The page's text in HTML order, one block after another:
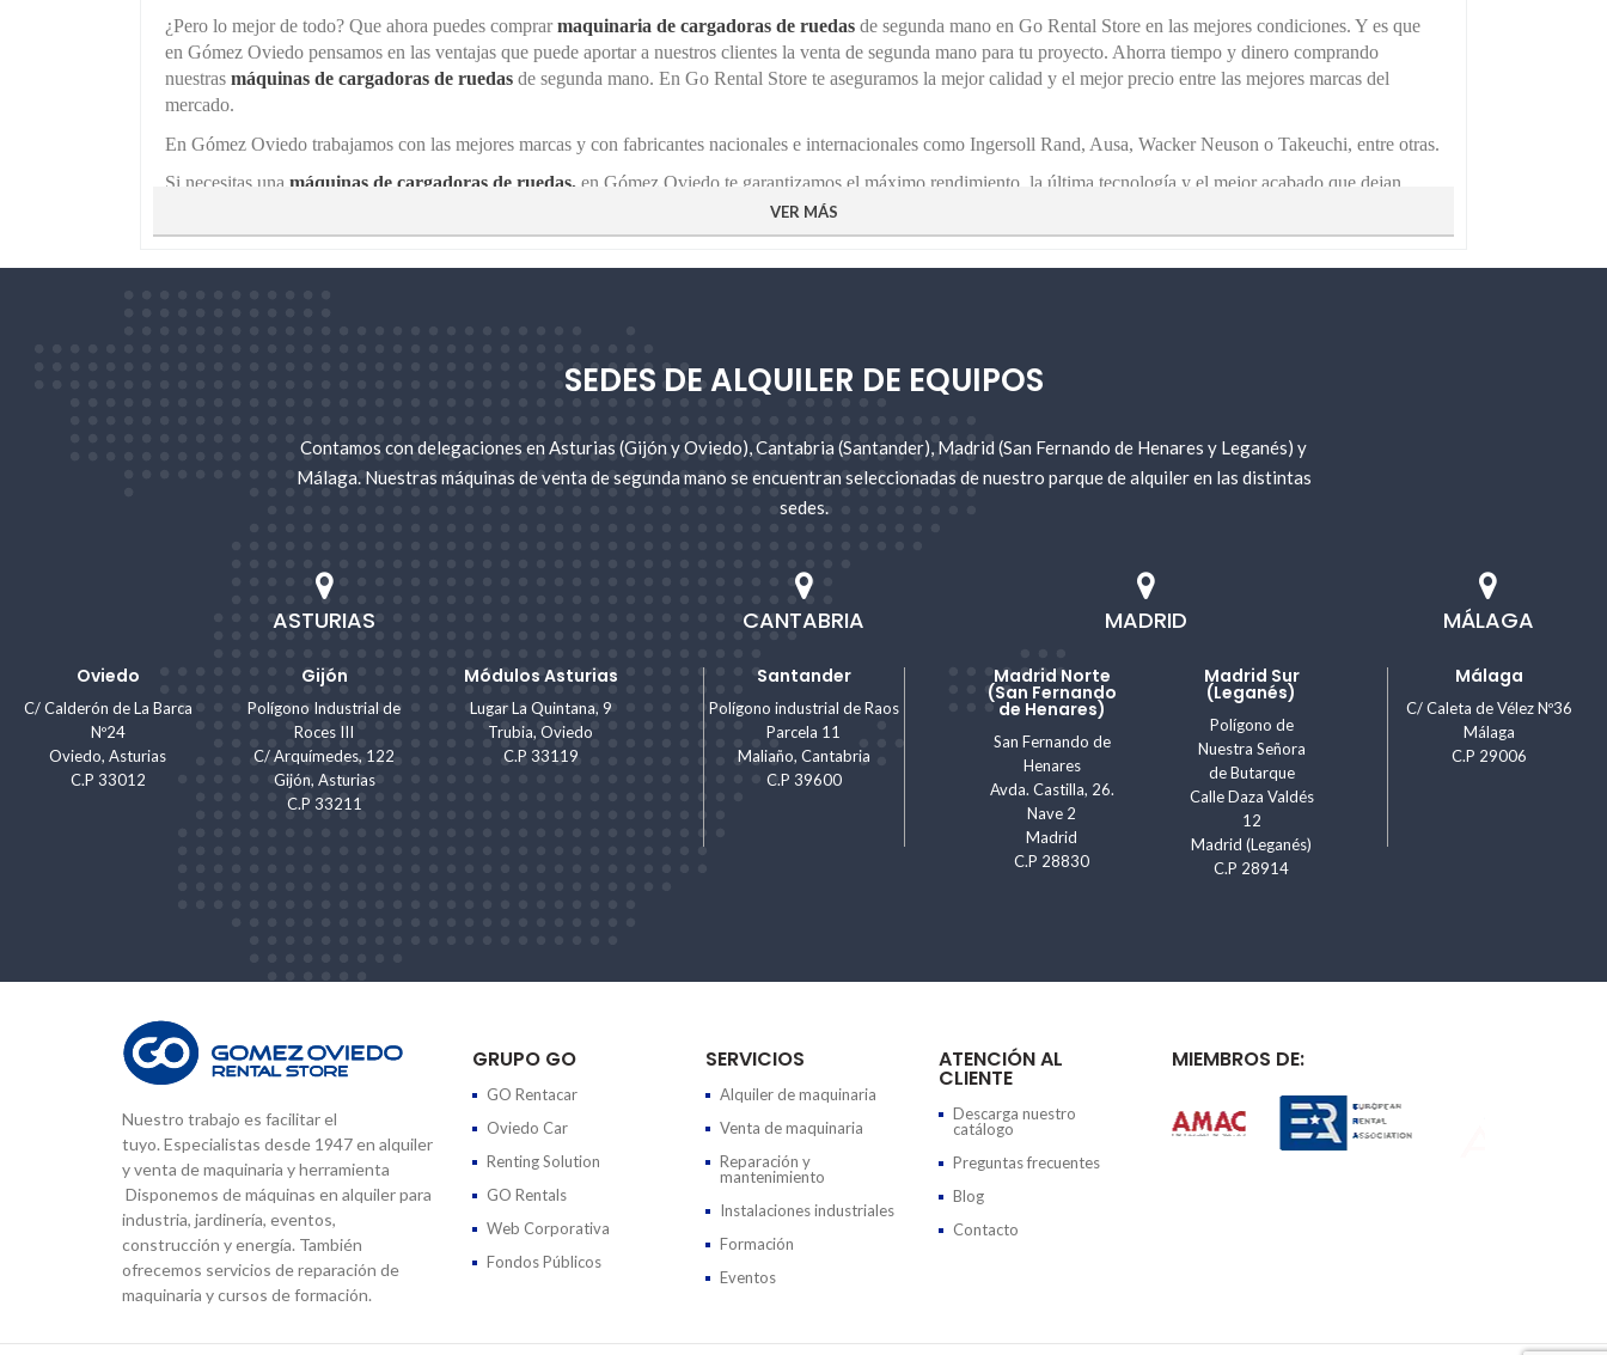
¿Pero lo mejor de todo? Que ahora puedes comprarmaquinaria de cargadoras de ruedas de segunda mano en Go Rental Store en las mejores condiciones. Y es que
en Gómez Oviedo pensamos en las ventajas que puede aportar a nuestros clientes la venta de segunda mano para tu proyecto. Ahorra tiempo y dinero comprando
nuestras máquinas de cargadoras de ruedas de segunda mano. En Go Rental Store te aseguramos la mejor calidad y el mejor precio entre las mejores marcas del
mercado.
En Gómez Oviedo trabajamos con las mejores marcas y con fabricantes nacionales e internacionales como Ingersoll Rand, Ausa, Wacker Neuson o Takeuchi, entre otras.
Si necesitas una máquinas de cargadoras de ruedas, en Gómez Oviedo te garantizamos el máximo rendimiento, la última tecnología y el mejor acabado que dejan
Alquila maquinaria de segunda mano en Go Rental Store
Visita nuestra web o ven a vernos en cualquiera de nuestras sedes en Asturias, Cantabria, Madrid o Málaga. Compramaquinaria de cargadoras de ruedas
mano en Go Rental Store o cualquier tipo de maquinaria que mejor se adapte a tu proyecto. O si lo prefieres, también alquilamos
VER MÁS
SEDES DE ALQUILER DE EQUIPOS
Contamos con delegaciones en Asturias (Gijón y Oviedo), Cantabria (Santander), Madrid (San Fernando de Henares y Leganés) y
Málaga. Nuestras máquinas de venta de segunda mano se encuentran seleccionadas de nuestro parque de alquiler en las distintas
sedes.
ASTURIAS
Oviedo
C/ Calderón de La Barca
Nº24
Oviedo, Asturias
C.P 33012
Gijón
Polígono Industrial de
Roces III
C/ Arquímedes, 122
Gijón, Asturias
C.P 33211
Módulos Asturias
Lugar La Quintana, 9
Trubia, Oviedo
C.P 33119
CANTABRIA
Santander
Polígono industrial de Raos
Parcela 11
Maliaño, Cantabria
C.P 39600
MADRID
Madrid Norte
(San Fernando
de Henares)
San Fernando de
Henares
Avda. Castilla, 26.
Nave 2
Madrid
C.P 28830
Madrid Sur
(Leganés)
Polígono de
Nuestra Señora
de Butarque
Calle Daza Valdés
12
Madrid (Leganés)
C.P 28914
MÁLAGA
Málaga
C/ Caleta de Vélez Nº36
Málaga
C.P 29006
Nuestro trabajo es facilitar el
tuyo. Especialistas desde 1947 en alquiler
y venta de maquinaria y herramienta
Disponemos de máquinas en alquiler para
industria, jardinería, eventos,
construcción y energía. También
ofrecemos servicios de reparación de
maquinaria y cursos de formación.
GRUPO GO
GO Rentacar
Oviedo Car
Renting Solution
GO Rentals
Web Corporativa
Fondos Públicos
SERVICIOS
Alquiler de maquinaria
Venta de maquinaria
Reparación y
mantenimiento
Instalaciones industriales
Formación
Eventos
ATENCIÓN AL
CLIENTE
Descarga nuestro
catálogo
Preguntas frecuentes
Blog
Contacto
MIEMBROS DE: